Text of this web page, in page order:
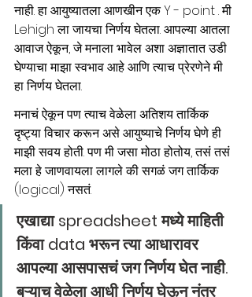
नाही. हा आयुष्यातला आणखीन एक Y - point . मी
Lehigh ला जायचा निर्णय घेतला. आपल्या आतला
आवाज ऐकून, जे मनाला भावेल अशा अज्ञातात उडी
घेण्याचा माझा स्वभाव आहे आणि त्याच प्रेरणेने मी
हा निर्णय घेतला.
मनाचं ऐकून पण त्याच वेळेला अतिशय तार्किक
दृष्ट्या विचार करून असे आयुष्याचे निर्णय घेणे ही
माझी सवय होती. पण मी जसा मोठा होतोय, तसं तसं
मला हे जाणवायला लागले की सगळं जग तार्किक
(logical) नसतं.
एखाद्या spreadsheet मध्ये माहिती
किंवा data भरून त्या आधारावर
आपल्या आसपासचं जग निर्णय घेत नाही.
बऱ्याच वेळेला आधी निर्णय घेऊन नंतर